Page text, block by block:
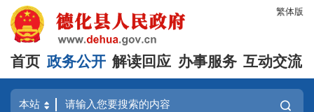
繁体版
首页 政务公开 解读回应 办事服务 互动交流